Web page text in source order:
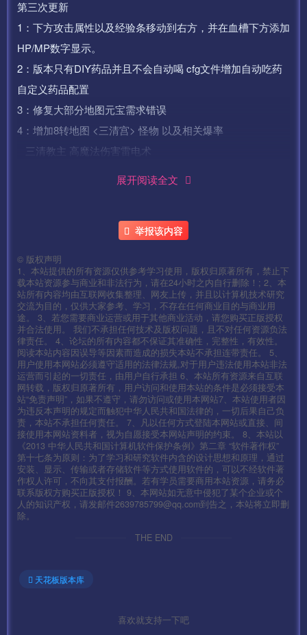
第三次更新
1：下方攻击属性以及经验条移动到右方，并在血槽下方添加
HP/MP数字显示。
2：版本只有DIY药品并且不会自动喝 cfg文件增加自动吃药
自定义药品配置
3：修复大部分地图元宝需求错误
4：增加8转地图 <三清宫> 怪物 以及相关爆率
三清教主 高魔法伤害雷电术
朱雀之灵 红毒+灭天火 会躲避攻击
玄武之灵 给血厚防高 会给自己用治疗术 抗拒火环
圣兽使BOSS 高攻 攻击附带冰冻
6：增加全新生肖地图 <画卷幻境> 怪物 以及相关爆率
生肖使节 BOSS 会贴符
7：修复幽灵手套无法回收
8：火龙神殿地图增加二层三层
9：修复明文文件自动吃元宝经验修复失效
10：更正所有地图刷新速度
12：降低三转地图难度
13：修复荣耀神石恢复血量错误。
14：修复累计充值最后两条物品数据错误
15：提升甘露系列药品效果
16：修复所有合成货不对版描述和实际扣除材料不同
17：增加 魅影全套装备 以及合成，更改合成规则
18：增加 血影全套装备 以及合成，更改合成规则
20：增加四象宫 生肖地图 地图层数。
展开阅读全文
举报该内容
© 版权声明
1、本站提供的所有资源仅供参考学习使用，版权归原著所有，禁止下
载本站资源参与商业和非法行为，请在24小时之内自行删除！; 2、本
站所有内容均由互联网收集整理、网友上传，并且以计算机技术研究
交流为目的，仅供大家参考、学习，不存在任何商业目的与商业用
途。 3、若您需要商业运营或用于其他商业活动，请您购买正版授权
并合法使用。 我们不承担任何技术及版权问题，且不对任何资源负法
律责任。 4、论坛的所有内容都不保证其准确性，完整性，有效性。
阅读本站内容因误导等因素而造成的损失本站不承担连带责任。 5、
用户使用本网站必须遵守适用的法律法规,对于用户违法使用本站非法
运营而引起的一切责任，由用户自行承担 6、本站所有资源来自互联
网转载，版权归原著所有，用户访问和使用本站的条件是必须接受本
站“免责声明”，如果不遵守，请勿访问或使用本网站7、本站使用者因
为违反本声明的规定而触犯中华人民共和国法律的，一切后果自己负
责，本站不承担任何责任。 7、凡以任何方式登陆本网站或直接、间
接使用本网站资料者，视为自愿接受本网站声明的约束。 8、本站以
《2013 中华人民共和国计算机软件保护条例》第二章 “软件著作权”
第十七条为原则：为了学习和研究软件内含的设计思想和原理，通过
安装、显示、传输或者存储软件等方式使用软件的，可以不经软件著
作权人许可，不向其支付报酬。若有学员需要商用本站资源，请务必
联系版权方购买正版授权！ 9、本网站如无意中侵犯了某个企业或个
人的知识产权，请发邮件2639785799@qq.com到告之，本站将立即删
除。
THE END
天花板版本库
喜欢就支持一下吧